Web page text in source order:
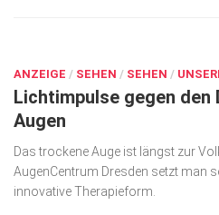
Orthopädie
Schönheit & Wohlbefinden
Special
Wirtschaft, Recht, Finanzen
ANZEIGE / SEHEN / SEHEN /
Lichtimpulse gegen den
Augen
Das trockene Auge ist längst zur
AugenCentrum Dresden setzt man
innovative Therapieform.